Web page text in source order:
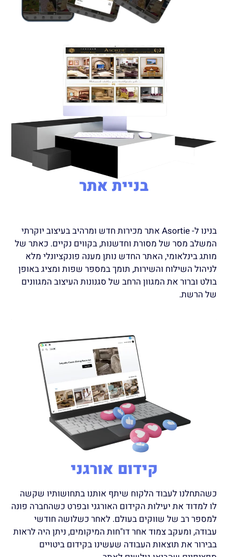
בניית אתר
בנינו ל- Asortie אתר מכירות חדש ומרהיב בעיצוב יוקרתי
המשלב מסר של מסורת וחדשנות, בקווים נקיים. כאתר של
מותג בינלאומי, האתר החדש נותן מענה פונקציונלי מלא
לניהול השילוח והשירות, תומך במספר שפות ומציג באופן
בולט וברור את המגוון הרחב של סגנונות העיצוב המגוונים
של הרשת.
קידום אורגני
כשהתחלנו לעבוד הלקוח שיתף אותנו בתחושותיו שקשה
לו למדוד את יעילות הקידום האורגני ובפרט כשהחברה פונה
למספר רב של שווקים בעולם. לאחר כשלושה חודשי
עבודה, ומעקב צמוד אחר דו"חות המיקומים, ניתן היה לראות
בבירור את תוצאות העבודה שעשינו בקידום ביטויים